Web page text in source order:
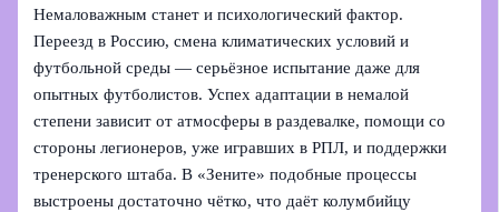
Немаловажным станет и психологический фактор.
Переезд в Россию, смена климатических условий и
футбольной среды — серьёзное испытание даже для
опытных футболистов. Успех адаптации в немалой
степени зависит от атмосферы в раздевалке, помощи со
стороны легионеров, уже игравших в РПЛ, и поддержки
тренерского штаба. В «Зените» подобные процессы
выстроены достаточно чётко, что даёт колумбийцу